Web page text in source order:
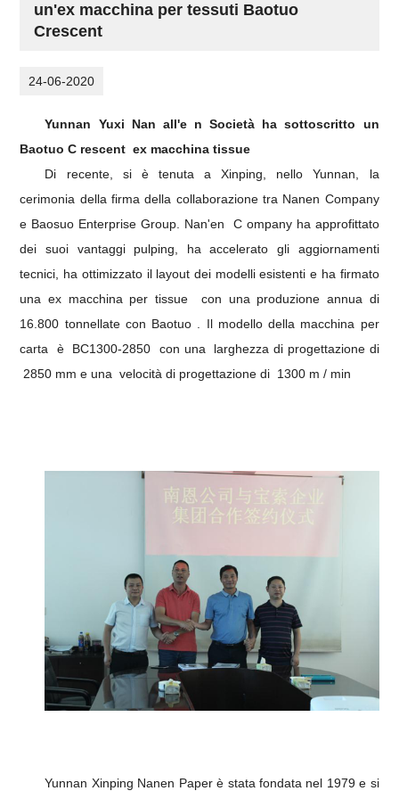
un'ex macchina per tessuti Baotuo
Crescent
24-06-2020
Yunnan Yuxi Nan all'e n Società ha sottoscritto un
BaotuoC rescent ex macchina tissue
Di recente, si è tenuta a Xinping, nello Yunnan, la
cerimonia della firma della collaborazione tra Nanen Company
e Baosuo Enterprise Group. Nan'en
C ompany ha approfittato
dei suoi vantaggi pulping, ha accelerato gli aggiornamenti
tecnici, ha ottimizzato il layout dei modelli esistenti e ha firmato
unaex macchina per tissue
con una produzione annua di
16.800 tonnellate con Baotuo
Il modello della macchina per
carta
è BC1300-2850 con una larghezzadi progettazione di
2850 mm e una velocitàdi progettazionedi 1300 m / min
Yunnan Xinping Nanen Paper è stata fondata nel 1979 e si